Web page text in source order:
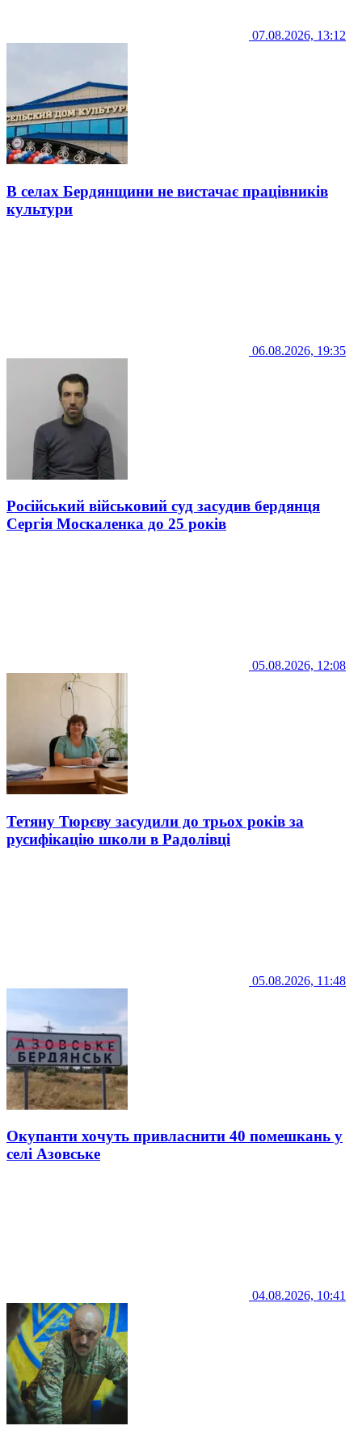
07.08.2026, 13:12
В селах Бердянщини не вистачає працівників
культури
06.08.2026, 19:35
Російський військовий суд засудив бердянця
Сергія Москаленка до 25 років
05.08.2026, 12:08
Тетяну Тюрєву засудили до трьох років за
русифікацію школи в Радолівці
05.08.2026, 11:48
Окупанти хочуть привласнити 40 помешкань у
селі Азовське
04.08.2026, 10:41